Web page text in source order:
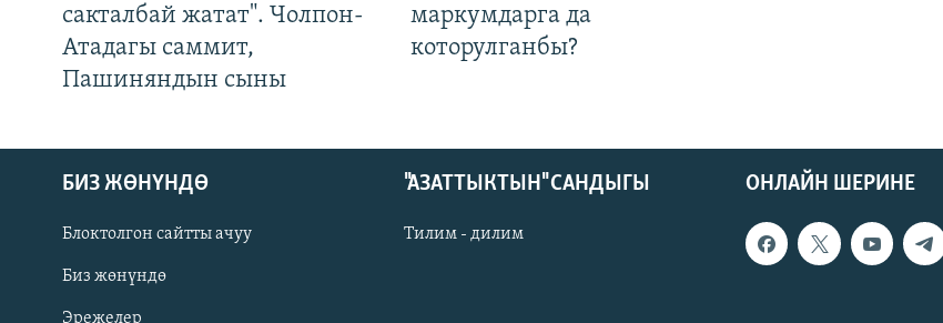
Русский
сакталбай жатат". Чолпон-
Атадагы саммит,
Пашиняндын сыны
маркумдарга да
которулганбы?
ОНЛАЙН ШЕРИНЕ
БИЗ ЖӨНҮНДӨ
Блоктолгон сайтты ачуу
Биз жөнүндө
Эрежелер
"АЗАТТЫКТЫН" САНДЫГЫ
Тилим - дилим